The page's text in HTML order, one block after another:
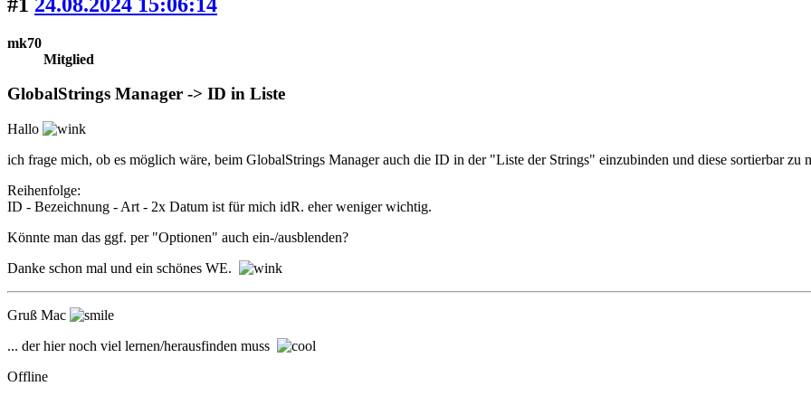
mk70
Mitglied
GlobalStrings Manager -> ID in Liste
Hallo
ich frage mich, ob es möglich wäre, beim GlobalStrings Manager auch die ID in der "Liste der Strings" einzubinden und diese sortierbar zu
Reihenfolge:
ID - Bezeichnung - Art - 2x Datum ist für mich idR. eher weniger wichtig.
Könnte man das ggf. per "Optionen" auch ein-/ausblenden?
Danke schon mal und ein schönes WE.
Gruß Mac
... der hier noch viel lernen/herausfinden muss
Offline